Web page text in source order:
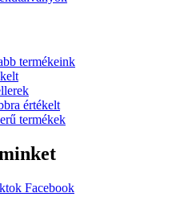
termékeink
értékelt
termékek
Facebook